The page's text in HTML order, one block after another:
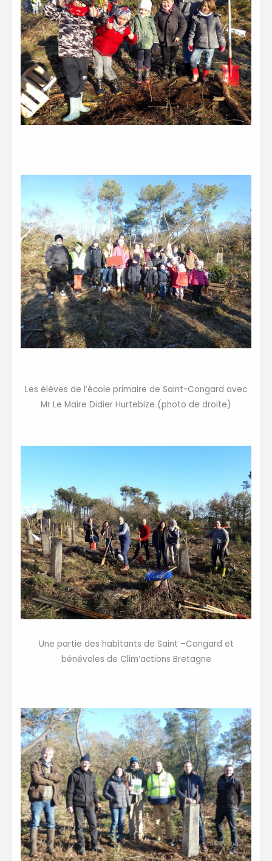
Les élèves de l’école primaire de Saint-Congard avec
Mr Le Maire Didier Hurtebize (photo de droite)
Une partie des habitants de Saint –Congard et
bénévoles de Clim’actions Bretagne